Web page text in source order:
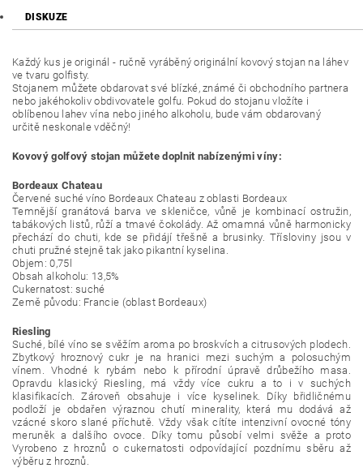
DISKUZE
Každý kus je originál - ručně vyráběný originální kovový stojan na láhev
ve tvaru golfisty.
Stojanem můžete obdarovat své blízké, známé či obchodního partnera
nebo jakéhokoliv obdivovatele golfu. Pokud do stojanu vložíte i
oblíbenou lahev vína nebo jiného alkoholu, bude vám obdarovaný
určitě neskonale vděčný!
Kovový golfový stojan můžete doplnit nabízenými víny:
Bordeaux Chateau
Červené suché víno Bordeaux Chateau z oblasti Bordeaux
Temnější granátová barva ve skleničce, vůně je kombinací ostružin,
tabákových listů, růží a tmavé čokolády. Až omamná vůně harmonicky
přechází do chuti, kde se přidájí třešně a brusinky. Třísloviny jsou v
chuti pružné stejně tak jako pikantní kyselina.
Objem: 0,75l
Obsah alkoholu: 13,5%
Cukernatost: suché
Země původu: Francie (oblast Bordeaux)
Riesling
Suché, bílé víno se svěžím aroma po broskvích a citrusových plodech.
Zbytkový hroznový cukr je na hranici mezi suchým a polosuchým
vínem. Vhodné k rybám nebo k přírodní úpravě drůbežího masa.
Opravdu klasický Riesling, má vždy více cukru a to i v suchých
klasifikacích. Zároveň obsahuje i více kyselinek. Díky břidličnému
podloží je obdařen výraznou chutí minerality, která mu dodává až
vzácné skoro slané příchutě. Vždy však cítíte intenzivní ovocné tóny
meruněk a dalšího ovoce. Díky tomu působí velmi svěže a proto
Vyrobeno z hroznů o cukernatosti odpovídající pozdnímu sběru až
výběru z hroznů.